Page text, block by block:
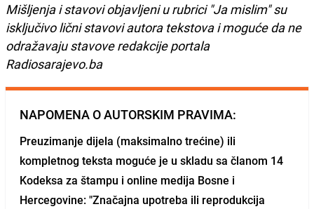
Mišljenja i stavovi objavljeni u rubrici "Ja mislim" su
isključivo lični stavovi autora tekstova i moguće da ne
odražavaju stavove redakcije portala
Radiosarajevo.ba
NAPOMENA O AUTORSKIM PRAVIMA:
Preuzimanje dijela (maksimalno trećine) ili
kompletnog teksta moguće je u skladu sa članom 14
Kodeksa za štampu i online medija Bosne i
Hercegovine: "Značajna upotreba ili reprodukcija